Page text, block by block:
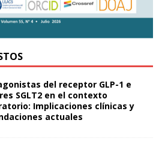
del receptor GLP-1 e
SGLT2 en el contexto
Implicaciones clínicas y
actuales